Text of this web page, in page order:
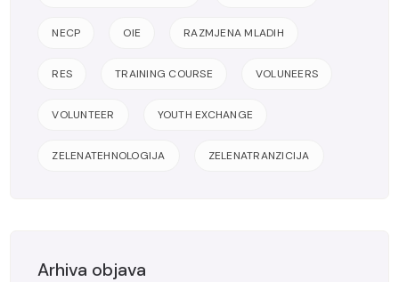
NECP OIE RAZMJENA MLADIH
RES TRAINING COURSE VOLUNEERS
VOLUNTEER YOUTH EXCHANGE
ZELENATEHNOLOGIJA ZELENATRANZICIJA
Arhiva objava